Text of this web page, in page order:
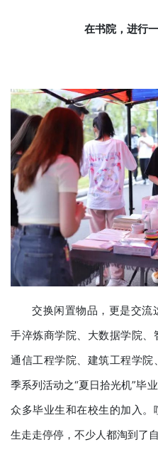
在书院，进行
交换闲置物品，更是交流
手淬炼商学院、大数据学院、
通信工程学院、建筑工程学
季系列活动之“夏日拾光机”毕
众多毕业生和在校生的加入
生走走停停，不少人都淘到了